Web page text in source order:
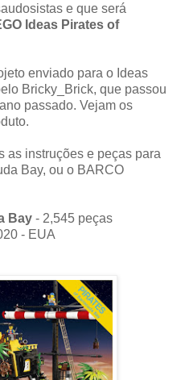
e que será
Ideas Pirates of
enviado para o Ideas
Bricky_Brick, que passou
passado. Vejam os
as instruções e peças para
Bay, ou o BARCO
Bay - 2,545 peças
- EUA